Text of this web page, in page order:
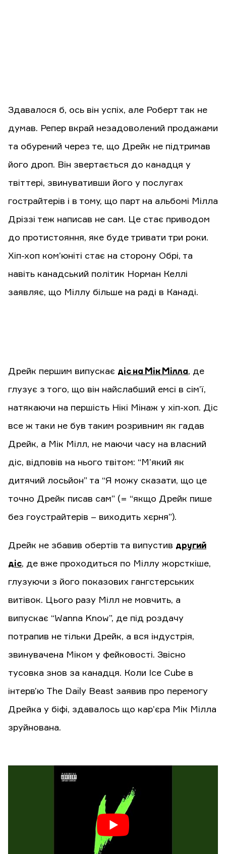
Здавалося б, ось він успіх, але Роберт так не
думав. Репер вкрай незадоволений продажами
та обурений через те, що Дрейк не підтримав
його дроп. Він звертається до канадця у
твіттері, звинувативши його у послугах
гострайтерів і в тому, що парт на альбомі Мілла
Дріззі теж написав не сам. Це стає приводом
до протистояння, яке буде тривати три роки.
Хіп-хоп ком’юніті стає на сторону Обрі, та
навіть канадський політик Норман Келлі
заявляє, що Міллу більше на раді в Канаді.
Дрейк першим випускає діс на Мік Мілла, де
глузує з того, що він найслабший емсі в сім’ї,
натякаючи на першість Нікі Мінаж у хіп-хоп. Діс
все ж таки не був таким розривним як гадав
Дрейк, а Мік Мілл, не маючи часу на власний
діс, відповів на нього твітом: “М’який як
дитячий лосьйон” та “Я можу сказати, що це
точно Дрейк писав сам” (= “якщо Дрейк пише
без гоустрайтерів – виходить хєрня”).
Дрейк не збавив обертів та випустив другий
діс, де вже проходиться по Міллу жорсткіше,
глузуючи з його показових гангстерських
витівок. Цього разу Мілл не мовчить, а
випускає “Wanna Know”, де під роздачу
потрапив не тільки Дрейк, а вся індустрія,
звинувачена Міком у фейковості. Звісно
тусовка знов за канадця. Коли Ice Cube в
інтерв’ю The Daily Beast заявив про перемогу
Дрейка у біфі, здавалось що кар’єра Мік Мілла
зруйнована.